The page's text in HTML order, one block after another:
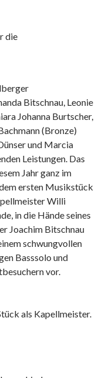
die
Bitschnau, Leonie
Johanna Burtscher,
(Bronze)
und Marcia
Leistungen. Das
Jahr ganz im
ersten Musikstück
Willi
in die Hände seines
Joachim Bitschnau
schwungvollen
Basssolo und
vor.
als Kapellmeister.